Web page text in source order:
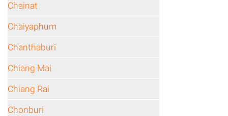
Chainat
Chaiyaphum
Chanthaburi
Chiang Mai
Chiang Rai
Chonburi